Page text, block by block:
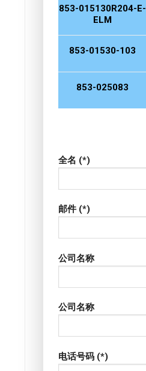
853-015130R204-E-
ELM
853-01530-103
853-025083
全名 (*)
邮件 (*)
公司名称
公司名称
电话号码 (*)